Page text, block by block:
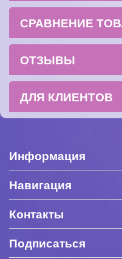
СРАВНЕНИЕ
ОТЗЫВЫ
ДЛЯ КЛИЕНТОВ
Информация
Навигация
Контакты
Подписаться